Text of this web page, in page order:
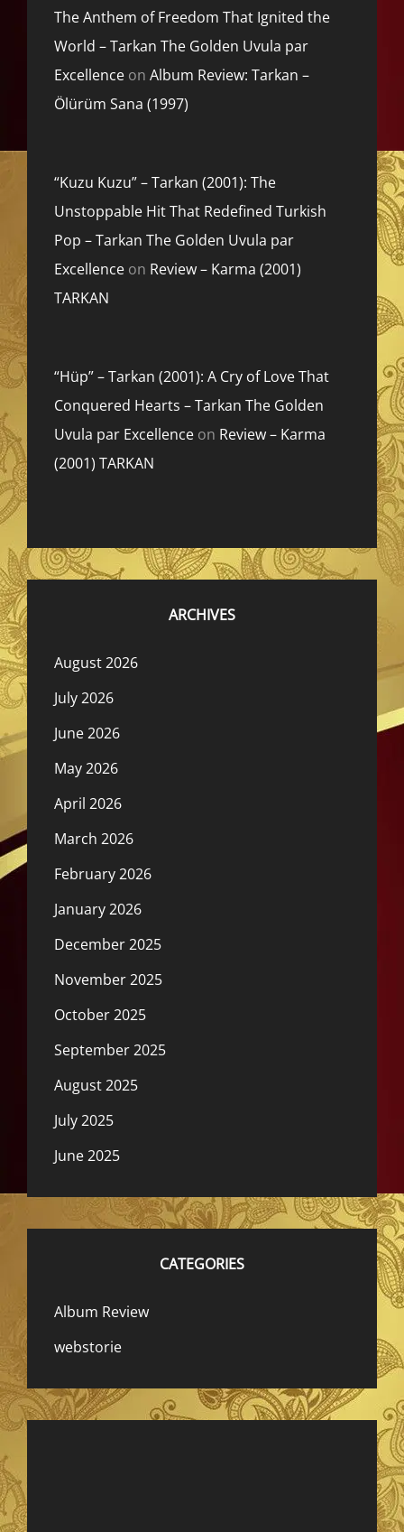
The Anthem of Freedom That Ignited the
World – Tarkan The Golden Uvula par
Excellence on Album Review: Tarkan –
Ölürüm Sana (1997)
“Kuzu Kuzu” – Tarkan (2001): The
Unstoppable Hit That Redefined Turkish
Pop – Tarkan The Golden Uvula par
Excellence on Review – Karma (2001)
TARKAN
“Hüp” – Tarkan (2001): A Cry of Love That
Conquered Hearts – Tarkan The Golden
Uvula par Excellence on Review – Karma
(2001) TARKAN
ARCHIVES
August 2026
July 2026
June 2026
May 2026
April 2026
March 2026
February 2026
January 2026
December 2025
November 2025
October 2025
September 2025
August 2025
July 2025
June 2025
CATEGORIES
Album Review
webstorie